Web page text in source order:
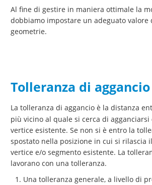
Al fine di gestire in maniera ottimale la
dobbiamo impostare un adeguato
geometrie.
Tolleranza di aggancio
La tolleranza di aggancio è la distanza
più vicino al quale si cerca di
vertice esistente. Se non si è entro la
spostato nella posizione in cui si rilascia
vertice e/o segmento esistente. La
lavorano con una tolleranza.
Una tolleranza generale, a livello di